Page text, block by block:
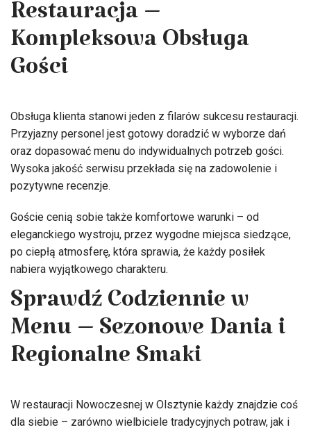
Restauracja –
Kompleksowa Obsługa
Gości
Obsługa klienta stanowi jeden z filarów sukcesu restauracji.
Przyjazny personel jest gotowy doradzić w wyborze dań
oraz dopasować menu do indywidualnych potrzeb gości.
Wysoka jakość serwisu przekłada się na zadowolenie i
pozytywne recenzje.
Goście cenią sobie także komfortowe warunki – od
eleganckiego wystroju, przez wygodne miejsca siedzące,
po ciepłą atmosferę, która sprawia, że każdy posiłek
nabiera wyjątkowego charakteru.
Sprawdź Codziennie w
Menu – Sezonowe Dania i
Regionalne Smaki
W restauracji Nowoczesnej w Olsztynie każdy znajdzie coś
dla siebie – zarówno wielbiciele tradycyjnych potraw, jak i